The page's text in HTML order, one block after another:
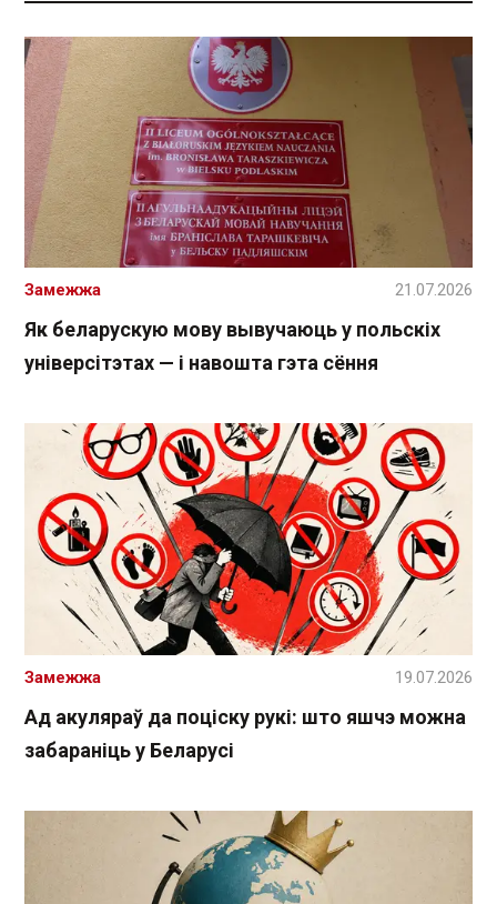
Як беларускую мову вывучаюць у польскіх
універсітэтах — і навошта гэта сёння
Замежжа 21.07.2026
Ад акуляраў да поціску рукі: што яшчэ можна
забараніць у Беларусі
Замежжа 19.07.2026